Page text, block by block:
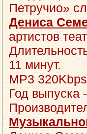
Петручио»
Дениса
артистов
11 минут.
MP3
Год выпуска